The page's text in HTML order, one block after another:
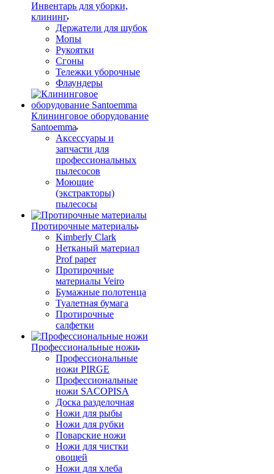
Инвентарь для уборки,
клининг
Держатели для шубок
Мопы
Рукоятки
Сгоны
Тележки уборочные
Флаундеры
Клининговое оборудование
Santoemma
Аксессуары и
запчасти для
профессиональных
пылесосов
Моющие
(экстракторы)
пылесосы
Протирочные материалы
Kimberly Clark
Нетканый материал
Prof paper
Протирочные
материалы Veiro
Бумажные полотенца
Туалетная бумага
Протирочные
салфетки
Профессиональные ножи
Профессиональные
ножи PIRGE
Профессиональные
ножи SACOPISA
Доска разделочная
Ножи для рыбы
Ножи для рубки
Поварские ножи
Ножи для чистки
овощей
Ножи для хлеба